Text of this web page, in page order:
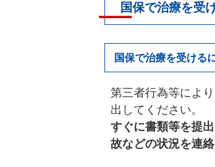
国保で治療を受
国保で治療を受ける
第三者行為等によ
出してください。
すぐに書類等を提
故などの状況を連